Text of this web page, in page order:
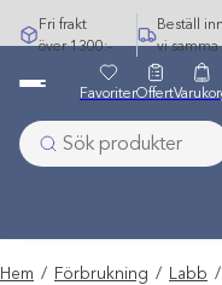
Hoppa
till
Fri frakt
över 1300:-
Beställ
vi samma
FavoriterOffert
Hem / Förbrukning / Labb /